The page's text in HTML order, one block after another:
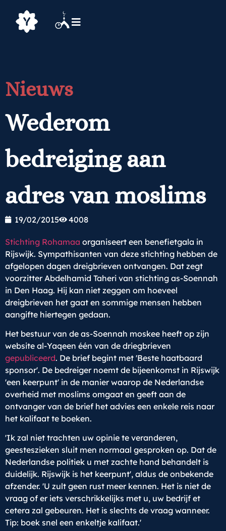
Nieuws
Wederom
bedreiging aan
adres van moslims
19/02/2015 4008
Stichting Rohamaa organiseert een benefietgala in
Rijswijk. Sympathisanten van deze stichting hebben de
afgelopen dagen dreigbrieven ontvangen. Dat zegt
voorzitter Abdelhamid Taheri van stichting as-Soennah
in Den Haag. Hij kan niet zeggen om hoeveel
dreigbrieven het gaat en sommige mensen hebben
aangifte hiertegen gedaan.
Het bestuur van de as-Soennah moskee heeft op zijn
website al-Yaqeen één van de driegbrieven
gepubliceerd. De brief begint met 'Beste haatbaard
sponsor'. De bedreiger noemt de bijeenkomst in Rijswijk
'een keerpunt' in de manier waarop de Nederlandse
overheid met moslims omgaat en geeft aan de
ontvanger van de brief het advies een enkele reis naar
het kalifaat te boeken.
'Ik zal niet trachten uw opinie te veranderen,
geesteszieken sluit men normaal gesproken op. Dat de
Nederlandse politiek u met zachte hand behandelt is
duidelijk. Rijswijk is het keerpunt', aldus de onbekende
afzender. 'U zult geen rust meer kennen. Het is niet de
vraag of er iets verschrikkelijks met u, uw bedrijf et
cetera zal gebeuren. Het is slechts de vraag wanneer.
Tip: boek snel een enkeltje kalifaat.'